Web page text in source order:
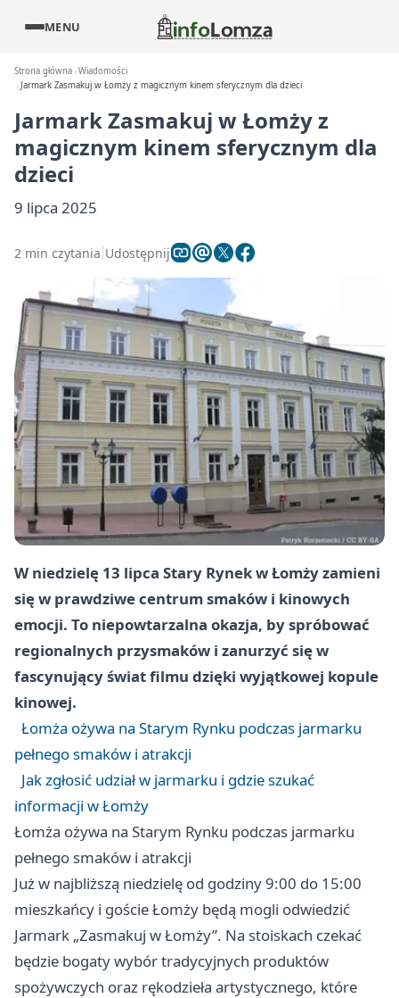
MENU
Strona główna Wiadomości
Jarmark Zasmakuj w Łomży z magicznym kinem sferycznym dla dzieci
Jarmark Zasmakuj w Łomży z
magicznym kinem sferycznym dla
dzieci
9 lipca 2025
2 min czytania Udostępnij
W niedzielę 13 lipca Stary Rynek w Łomży zamieni
się w prawdziwe centrum smaków i kinowych
emocji. To niepowtarzalna okazja, by spróbować
regionalnych przysmaków i zanurzyć się w
fascynujący świat filmu dzięki wyjątkowej kopule
kinowej.
Łomża ożywa na Starym Rynku podczas jarmarku
pełnego smaków i atrakcji
Jak zgłosić udział w jarmarku i gdzie szukać
informacji w Łomży
Łomża ożywa na Starym Rynku podczas jarmarku
pełnego smaków i atrakcji
Już w najbliższą niedzielę od godziny 9:00 do 15:00
mieszkańcy i goście Łomży będą mogli odwiedzić
Jarmark „Zasmakuj w Łomży”. Na stoiskach czekać
będzie bogaty wybór tradycyjnych produktów
spożywczych oraz rękodzieła artystycznego, które